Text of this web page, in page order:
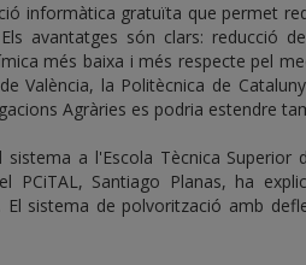
informàtica gratuïta que permet
avantatges són clars: reducció
més baixa i més respecte pel
València, la Politècnica de
Agràries es podria estendre
a l'Escola Tècnica Superior
PCiTAL, Santiago Planas, ha
sistema de polvorització amb